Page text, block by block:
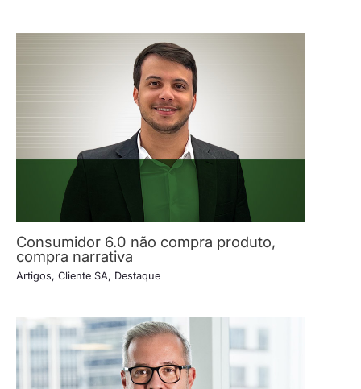
Consumidor 6.0 não compra produto,
compra narrativa
Artigos, Cliente SA, Destaque